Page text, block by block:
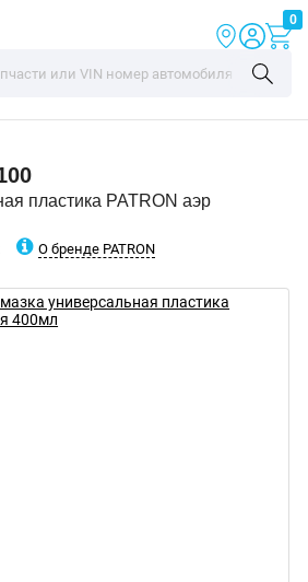
0
пластика PATRON аэр
О бренде PATRON